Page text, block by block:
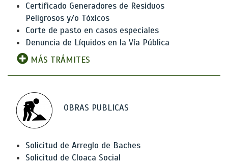
Certificado Generadores de Residuos
Peligrosos y/o Tóxicos
Corte de pasto en casos especiales
Denuncia de Líquidos en la Vía Pública
MÁS TRÁMITES
OBRAS PUBLICAS
Solicitud de Arreglo de Baches
Solicitud de Cloaca Social